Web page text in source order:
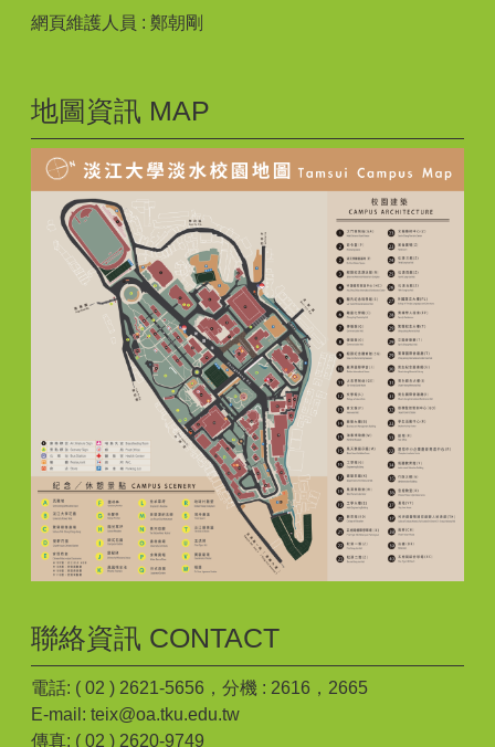
網頁維護人員 : 鄭朝剛
地圖資訊 MAP
聯絡資訊 CONTACT
電話: ( 02 ) 2621-5656，分機 : 2616，2665
E-mail: teix@oa.tku.edu.tw
傳真: ( 02 ) 2620-9749